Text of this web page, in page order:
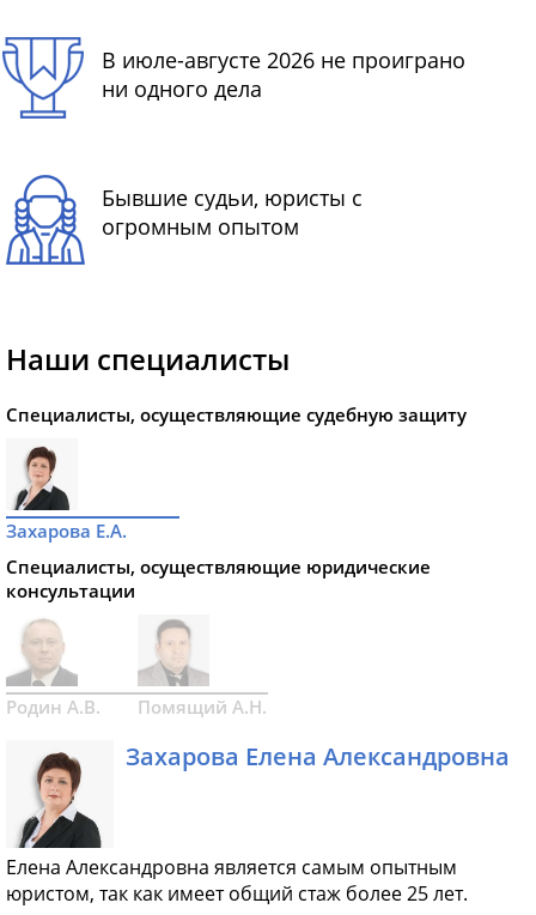
В июле-августе 2026 не проиграно
ни одного дела
Бывшие судьи, юристы с
огромным опытом
Наши специалисты
Специалисты, осуществляющие судебную защиту
Захарова Е.А.
Специалисты, осуществляющие юридические
консультации
Родин А.В. Помящий А.Н.
Захарова Елена Александровна
Елена Александровна является самым опытным
юристом, так как имеет общий стаж более 25 лет.